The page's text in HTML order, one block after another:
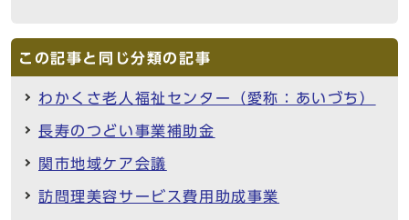
この記事と同じ分類の記事
わかくさ老人福祉センター（愛称：あいづち）
長寿のつどい事業補助金
関市地域ケア会議
訪問理美容サービス費用助成事業